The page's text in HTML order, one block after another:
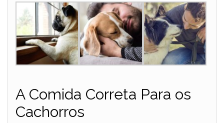
A Comida Correta Para os
Cachorros